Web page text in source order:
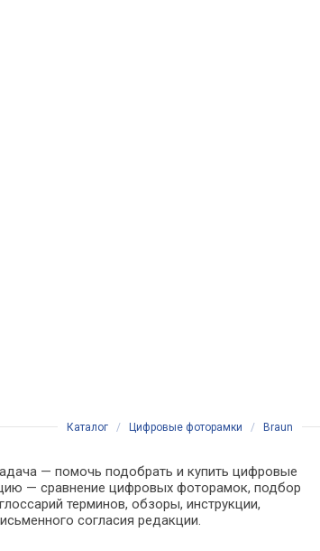
Каталог / Цифровые фоторамки / Braun
— помочь подобрать и купить цифровые
— сравнение цифровых фоторамок, подбор
терминов, обзоры, инструкции,
согласия редакции.